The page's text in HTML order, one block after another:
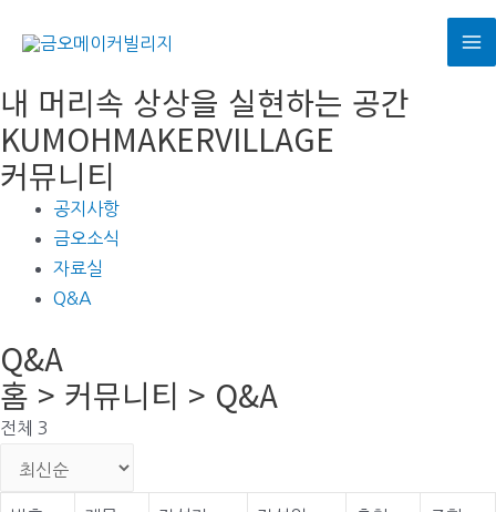
로
건
너
내 머리속 상상을 실현하는 공간
KUMOHMAKERVILLAGE
커뮤니티
공지사항
금오소식
자료실
Q&A
Q&A
홈 > 커뮤니티 > Q&A
전체 3